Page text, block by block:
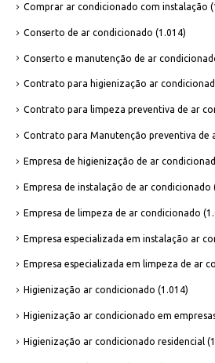
Comprar ar condicionado com instalação
Conserto de ar condicionado (1.014)
Conserto e manutenção de ar
Contrato para higienização ar
Contrato para limpeza preventiva de ar
Contrato para Manutenção preventiva de
Empresa de higienização de ar
Empresa de instalação de ar condicionado
Empresa de limpeza de ar condicionado
Empresa especializada em instalação ar
Empresa especializada em limpeza de ar
Higienização ar condicionado (1.014)
Higienização ar condicionado em
Higienização ar condicionado residencial